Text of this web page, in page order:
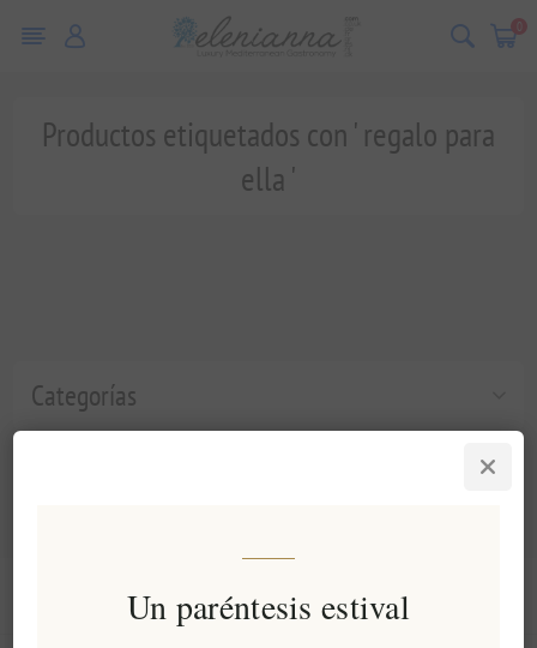
0
Categorías
Productos etiquetados con ' regalo para
ella '
Información
Un paréntesis estival